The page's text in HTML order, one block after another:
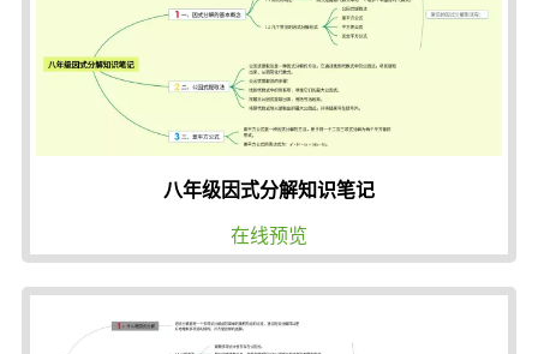
八年级因式分解知识笔记
在线预览